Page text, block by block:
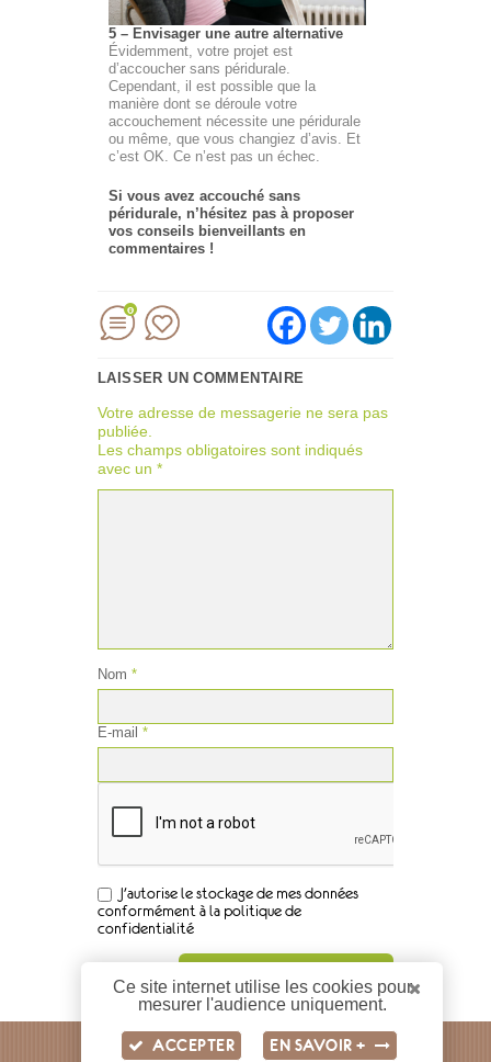
5 – Envisager une autre alternative
Évidemment, votre projet est
d’accoucher sans péridurale.
Cependant, il est possible que la
manière dont se déroule votre
accouchement nécessite une péridurale
ou même, que vous changiez d’avis. Et
c’est OK. Ce n’est pas un échec.
Si vous avez accouché sans
péridurale, n’hésitez pas à proposer
vos conseils bienveillants en
commentaires !
0
LAISSER UN COMMENTAIRE
Votre adresse de messagerie ne sera pas
publiée.
Les champs obligatoires sont indiqués
avec un *
Nom *
E-mail *
J'autorise le stockage de mes données
conformément à la politique de
confidentialité
Ce site internet utilise les cookies pour
mesurer l'audience uniquement.
ACCEPTER EN SAVOIR +